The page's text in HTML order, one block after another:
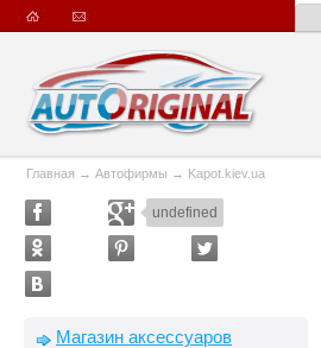
Главная → Автофирмы → Kapot.kiev.ua
undefined
Магазин аксессуаров